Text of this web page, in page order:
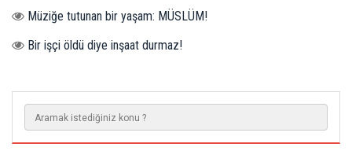
Müziğe tutunan bir yaşam: MÜSLÜM!
Bir işçi öldü diye inşaat durmaz!